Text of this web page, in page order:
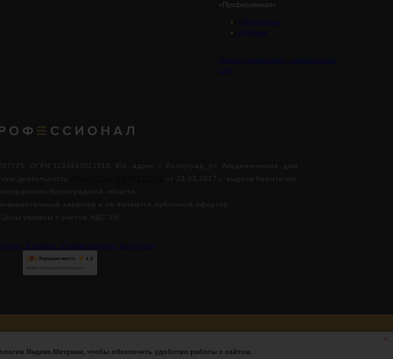
«Профессионал»
в Волгограде
в Москве
Доктор Саромыцкая - официальный
сайт
ОГРН 1133443021910. Юр. адрес: г. Волгоград, ул. Академическая, дом
деятельность
от 23.03.2017 г. выдана Комитетом
Волгоградской области.
характер и не являются публичной офертой.
Цены указаны с учетом НДС 5%
Яндекс.Метрики, чтобы обеспечить удобство работы с сайтом.